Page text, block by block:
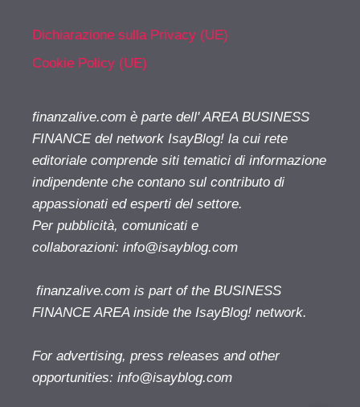
Dichiarazione sulla Privacy (UE)
Cookie Policy (UE)
finanzalive.com è parte dell' AREA BUSINESS
FINANCE del network IsayBlog! la cui rete
editoriale comprende siti tematici di informazione
indipendente che contano sul contributo di
appassionati ed esperti del settore.
Per pubblicità, comunicati e
collaborazioni: info@isayblog.com
finanzalive.com is part of the BUSINESS
FINANCE AREA inside the IsayBlog! network.
For advertising, press releases and other
opportunities: info@isayblog.com